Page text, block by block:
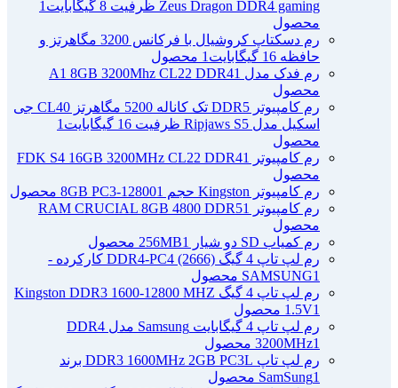
Zeus Dragon DDR4 gaming ظرفیت 8 گیگابایت
1
محصول
رم دسکتاپ کروشیال با فرکانس 3200 مگاهرتز و
حافظه 16 گیگابایت
1 محصول
رم فدک مدل A1 8GB 3200Mhz CL22 DDR4 1
محصول
رم کامپیوتر DDR5 تک کاناله 5200 مگاهرتز CL40 جی
اسکیل مدل Ripjaws S5 ظرفیت 16 گیگابایت
1
محصول
رم کامپیوتر FDK S4 16GB 3200MHz CL22 DDR4
1
محصول
رم کامپیوتر Kingston حجم 8GB PC3-12800
1 محصول
رم کامپیوتر RAM CRUCIAL 8GB 4800 DDR5
1
محصول
رم کمیاب SD دو شیار 256MB
1 محصول
رم لپ تاپ 4 گیگ DDR4-PC4 (2666) کارکرده -
SAMSUNG1 محصول
رم لپ تاپ 4 گیگ Kingston DDR3 1600-12800 MHZ
1.5V1 محصول
رم لپ تاپ 4 گیگابایت Samsung مدل DDR4
3200MHz1 محصول
رم لپ تاپ DDR3 1600MHz 2GB PC3L برند
SamSung1 محصول